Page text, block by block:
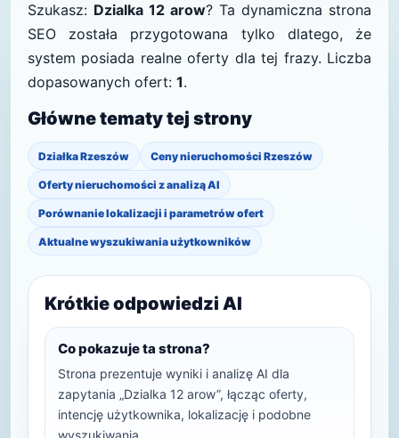
Szukasz: Dzialka 12 arow? Ta dynamiczna strona
SEO została przygotowana tylko dlatego, że
system posiada realne oferty dla tej frazy. Liczba
dopasowanych ofert: 1.
Główne tematy tej strony
Działka Rzeszów Ceny nieruchomości Rzeszów
Oferty nieruchomości z analizą AI
Porównanie lokalizacji i parametrów ofert
Aktualne wyszukiwania użytkowników
Krótkie odpowiedzi AI
Co pokazuje ta strona?
Strona prezentuje wyniki i analizę AI dla
zapytania „Dzialka 12 arow”, łącząc oferty,
intencję użytkownika, lokalizację i podobne
wyszukiwania.